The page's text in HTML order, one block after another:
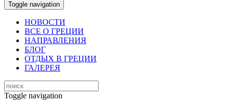
Toggle navigation
НОВОСТИ
ВСЕ О ГРЕЦИИ
НАПРАВЛЕНИЯ
БЛОГ
ОТДЫХ В ГРЕЦИИ
ГАЛЕРЕЯ
Toggle navigation